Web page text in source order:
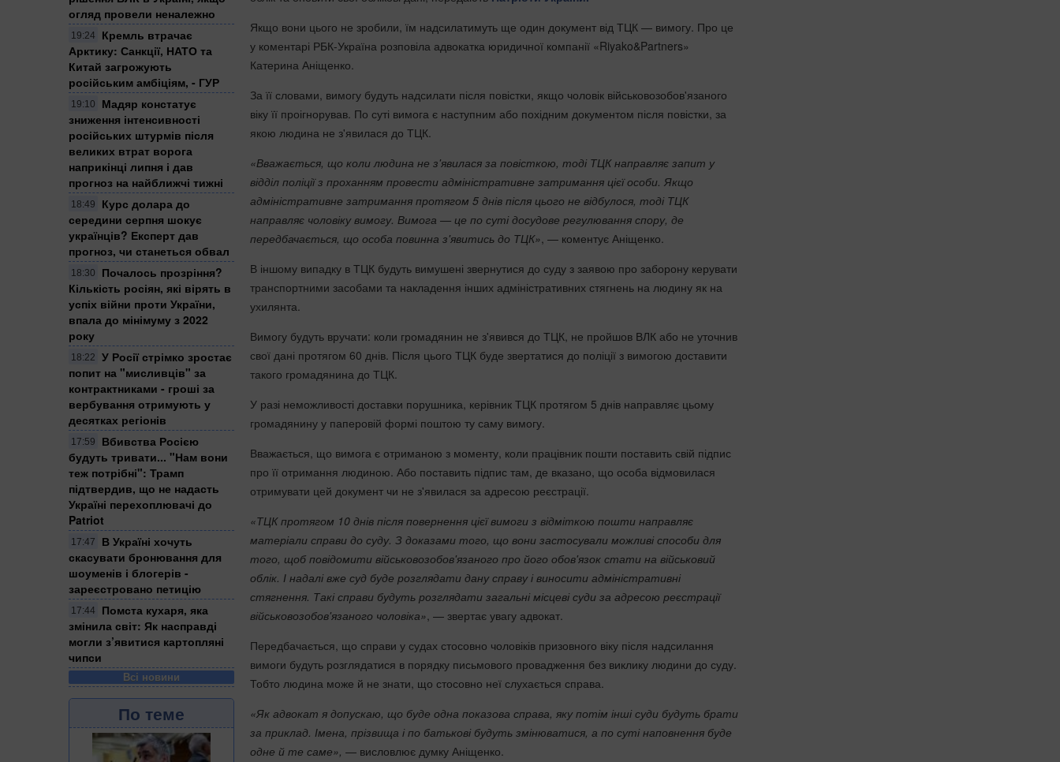
огляд провели неналежно
19:24
Кремль втрачає
Арктику: Санкції, НАТО та
Китай загрожують
російським амбіціям, - ГУР
19:10
Мадяр констатує
зниження інтенсивності
російських штурмів після
великих втрат ворога
наприкінці липня і дав
прогноз на найближчі тижні
18:49
Курс долара до
середини серпня шокує
українців? Експерт дав
прогноз, чи станеться обвал
18:30
Почалось прозріння?
Кількість росіян, які вірять в
успіх війни проти України,
впала до мінімуму з 2022
року
18:22
У Росії стрімко зростає
попит на "мисливців" за
контрактниками - гроші за
вербування отримують у
десятках регіонів
17:59
Вбивства Росією
будуть тривати... "Нам вони
теж потрібні": Трамп
підтвердив, що не надасть
Україні перехоплювачі до
Patriot
17:47
В Україні хочуть
скасувати бронювання для
шоуменів і блогерів -
зареєстровано петицію
17:44
Помста кухаря, яка
змінила світ: Як насправді
могли з’явитися картопляні
чипси
Всі новини
По теме
Якщо вони цього не зробили, їм надсилатимуть ще один документ від ТЦК — вимогу. Про це
у коментарі РБК-Україна розповіла адвокатка юридичної компанії «Riyako&Partners»
Катерина Аніщенко.
За її словами, вимогу будуть надсилати після повістки, якщо чоловік військовозобов'язаного
віку її проігнорував. По суті вимога є наступним або похідним документом після повістки, за
якою людина не з'явилася до ТЦК.
«Вважається, що коли людина не з'явилася за повісткою, тоді ТЦК направляє запит у
відділ поліції з проханням провести адміністративне затримання цієї особи. Якщо
адміністративне затримання протягом 5 днів після цього не відбулося, тоді ТЦК
направляє чоловіку вимогу. Вимога — це по суті досудове регулювання спору, де
передбачається, що особа повинна з'явитись до ТЦК» , — коментує Аніщенко.
В іншому випадку в ТЦК будуть вимушені звернутися до суду з заявою про заборону керувати
транспортними засобами та накладення інших адміністративних стягнень на людину як на
ухилянта.
Вимогу будуть вручати: коли громадянин не з'явився до ТЦК, не пройшов ВЛК або не уточнив
свої дані протягом 60 днів. Після цього ТЦК буде звертатися до поліції з вимогою доставити
такого громадянина до ТЦК.
У разі неможливості доставки порушника, керівник ТЦК протягом 5 днів направляє цьому
громадянину у паперовій формі поштою ту саму вимогу.
Вважається, що вимога є отриманою з моменту, коли працівник пошти поставить свій підпис
про її отримання людиною. Або поставить підпис там, де вказано, що особа відмовилася
отримувати цей документ чи не з'явилася за адресою реєстрації.
«ТЦК протягом 10 днів після повернення цієї вимоги з відміткою пошти направляє
матеріали справи до суду. З доказами того, що вони застосували можливі способи для
того, щоб повідомити військовозобов'язаного про його обов'язок стати на військовий
облік. І надалі вже суд буде розглядати дану справу і виносити адміністративні
стягнення. Такі справи будуть розглядати загальні місцеві суди за адресою реєстрації
військовозобов'язаного чоловіка» , — звертає увагу адвокат.
Передбачається, що справи у судах стосовно чоловіків призовного віку після надсилання
вимоги будуть розглядатися в порядку письмового провадження без виклику людини до суду.
Тобто людина може й не знати, що стосовно неї слухається справа.
«Як адвокат я допускаю, що буде одна показова справа, яку потім інші суди будуть брати
за приклад. Імена, прізвища і по батькові будуть змінюватися, а по суті наповнення буде
одне й те саме», — висловлює думку Аніщенко.